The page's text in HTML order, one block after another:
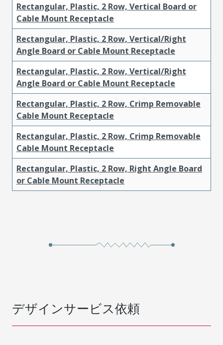
Rectangular, Plastic, 2 Row, Vertical Board or
Cable Mount Receptacle
Rectangular, Plastic, 2 Row, Vertical/Right
Angle Board or Cable Mount Receptacle
Rectangular, Plastic, 2 Row, Vertical/Right
Angle Board or Cable Mount Receptacle
Rectangular, Plastic, 2 Row, Crimp Removable
Cable Mount Receptacle
Rectangular, Plastic, 2 Row, Crimp Removable
Cable Mount Receptacle
Rectangular, Plastic, 2 Row, Right Angle Board
or Cable Mount Receptacle
デザインサービス依頼